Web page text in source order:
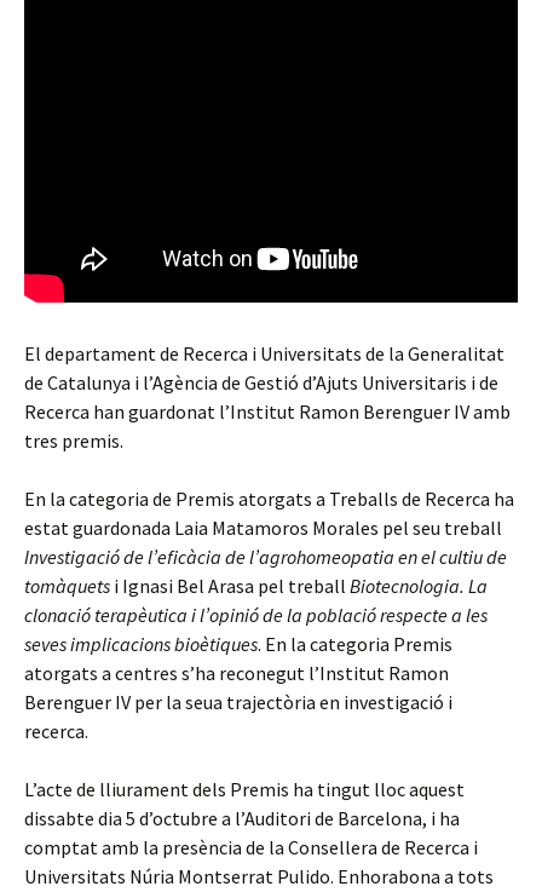
El departament de Recerca i Universitats de la Generalitat
de Catalunya i l’Agència de Gestió d’Ajuts Universitaris i de
Recerca han guardonat l’Institut Ramon Berenguer IV amb
tres premis.
En la categoria de Premis atorgats a Treballs de Recerca ha
estat guardonada Laia Matamoros Morales pel seu treball
Investigació de l’eficàcia de l’agrohomeopatia en el cultiu de
tomàquets i Ignasi Bel Arasa pel treball Biotecnologia. La
clonació terapèutica i l’opinió de la població respecte a les
seves implicacions bioètiques. En la categoria Premis
atorgats a centres s’ha reconegut l’Institut Ramon
Berenguer IV per la seua trajectòria en investigació i
recerca.
L’acte de lliurament dels Premis ha tingut lloc aquest
dissabte dia 5 d’octubre a l’Auditori de Barcelona, i ha
comptat amb la presència de la Consellera de Recerca i
Universitats Núria Montserrat Pulido. Enhorabona a tots